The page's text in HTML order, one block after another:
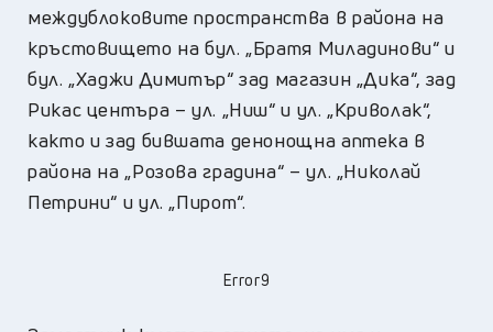
междублоковите пространства в района на
кръстовището на бул. „Братя Миладинови“ и
бул. „Хаджи Димитър“ зад магазин „Дика“, зад
Рикас центъра – ул. „Ниш“ и ул. „Криволак“,
както и зад бившата денонощна аптека в
района на „Розова градина“ – ул. „Николай
Петрини“ и ул. „Пирот“.
Error9